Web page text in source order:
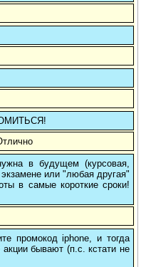
в будущем (курсовая,
или "любая другая"
в самые короткие сроки!
промокод iphone, и тогда
бывают (п.с. кстати не